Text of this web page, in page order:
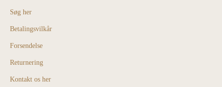
Søg her
Betalingsvilkår
Forsendelse
Returnering
Kontakt os her